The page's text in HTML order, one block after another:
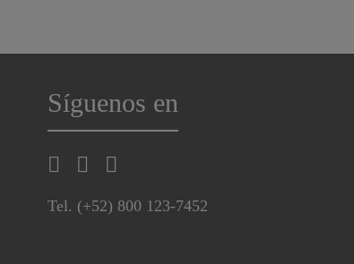
Síguenos en
Tel. (+52) 800 123-7452